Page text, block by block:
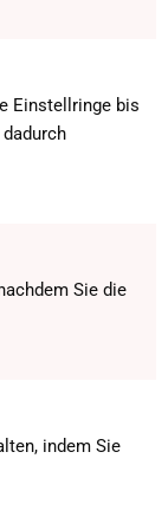
Einstellringe bis
Sie die
indem Sie